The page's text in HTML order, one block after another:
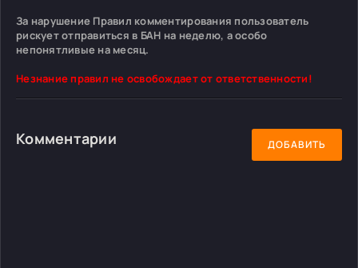
За нарушение Правил комментирования пользователь
рискует отправиться в БАН на неделю, а особо
непонятливые на месяц.
Незнание правил не освобождает от ответственности!
Комментарии ДОБАВИТЬ